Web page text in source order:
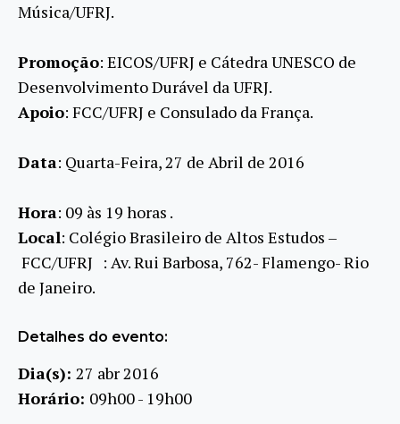
Música/UFRJ.
Promoção: EICOS/UFRJ e Cátedra UNESCO de
Desenvolvimento Durável da UFRJ.
Apoio: FCC/UFRJ e Consulado da França.
Data: Quarta-Feira, 27 de Abril de 2016
Hora: 09 às 19 horas .
Local: Colégio Brasileiro de Altos Estudos –
FCC/UFRJ : Av. Rui Barbosa, 762- Flamengo- Rio
de Janeiro.
Detalhes do evento:
Dia(s): 27 abr 2016
Horário: 09h00 - 19h00